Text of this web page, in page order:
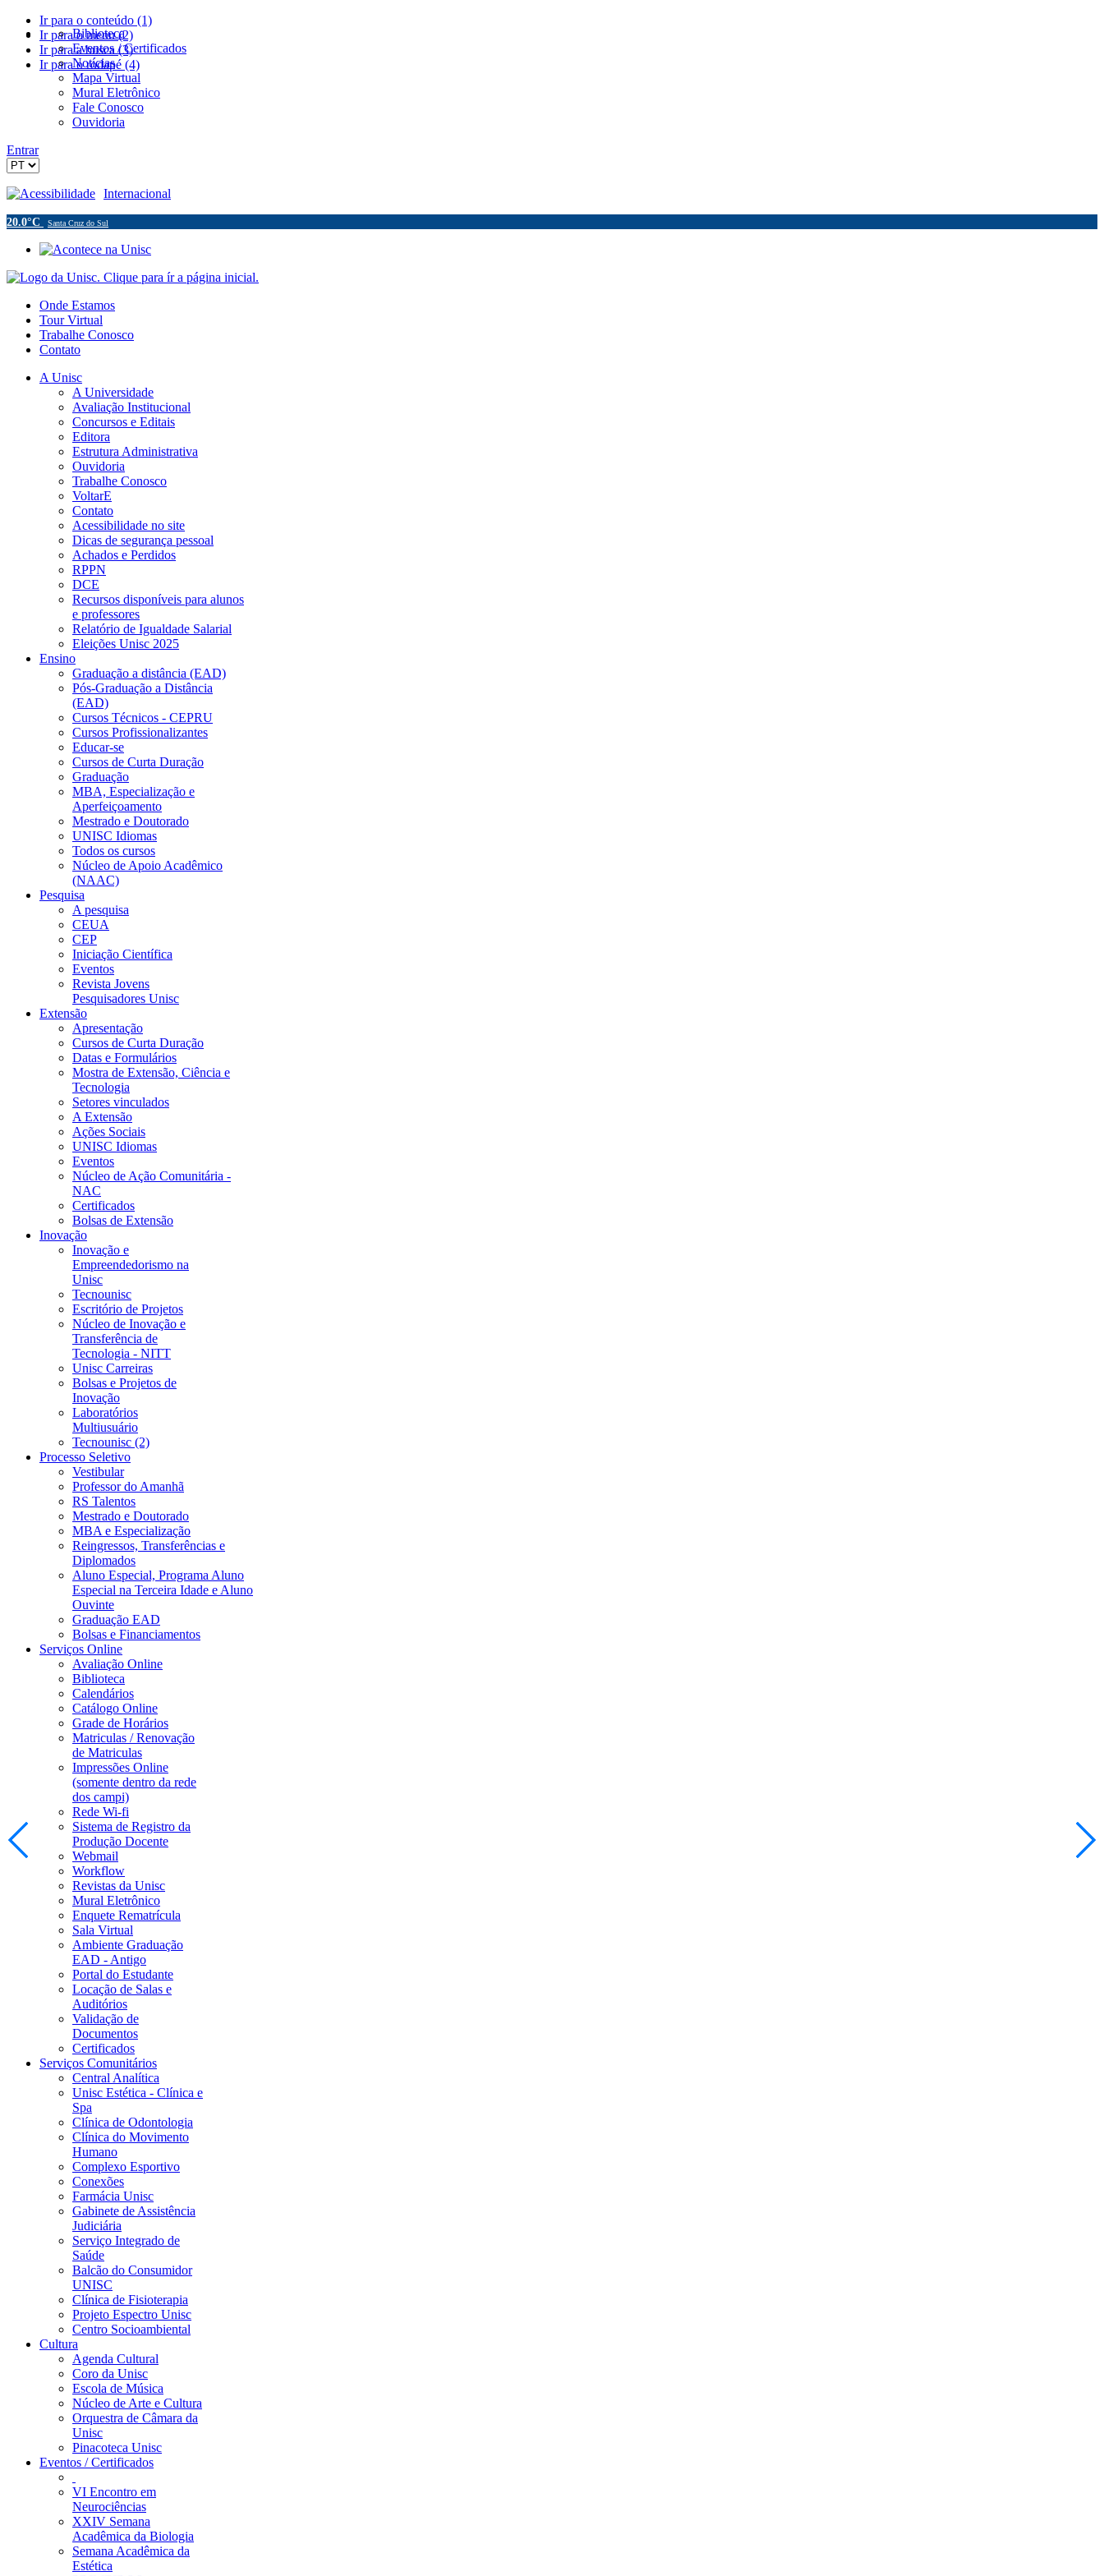
Ir para o conteúdo (1)
Ir para o menu (2)
Ir para a busca (3)
Ir para o rodapé (4)
Biblioteca
Eventos / Certificados
Notícias
Mapa Virtual
Mural Eletrônico
Fale Conosco
Ouvidoria
Entrar
Acessibilidade Internacional
20.0°C Santa Cruz do Sul
Onde Estamos
Tour Virtual
Trabalhe Conosco
Contato
A Unisc
A Universidade
Avaliação Institucional
Concursos e Editais
Editora
Estrutura Administrativa
Ouvidoria
Trabalhe Conosco
VoltarE
Contato
Acessibilidade no site
Dicas de segurança pessoal
Achados e Perdidos
RPPN
DCE
Recursos disponíveis para alunos
e professores
Relatório de Igualdade Salarial
Eleições Unisc 2025
Ensino
Graduação a distância (EAD)
Pós-Graduação a Distância
(EAD)
Cursos Técnicos - CEPRU
Cursos Profissionalizantes
Educar-se
Cursos de Curta Duração
Graduação
MBA, Especialização e
Aperfeiçoamento
Mestrado e Doutorado
UNISC Idiomas
Todos os cursos
Núcleo de Apoio Acadêmico
(NAAC)
Pesquisa
A pesquisa
CEUA
CEP
Iniciação Científica
Eventos
Revista Jovens
Pesquisadores Unisc
Extensão
Apresentação
Cursos de Curta Duração
Datas e Formulários
Mostra de Extensão, Ciência e
Tecnologia
Setores vinculados
A Extensão
Ações Sociais
UNISC Idiomas
Eventos
Núcleo de Ação Comunitária -
NAC
Certificados
Bolsas de Extensão
Inovação
Inovação e
Empreendedorismo na
Unisc
Tecnounisc
Escritório de Projetos
Núcleo de Inovação e
Transferência de
Tecnologia - NITT
Unisc Carreiras
Bolsas e Projetos de
Inovação
Laboratórios
Multiusuário
Tecnounisc (2)
Processo Seletivo
Vestibular
Professor do Amanhã
RS Talentos
Mestrado e Doutorado
MBA e Especialização
Reingressos, Transferências e
Diplomados
Aluno Especial, Programa Aluno
Especial na Terceira Idade e Aluno
Ouvinte
Graduação EAD
Bolsas e Financiamentos
Serviços Online
Avaliação Online
Biblioteca
Calendários
Catálogo Online
Grade de Horários
Matriculas / Renovação
de Matriculas
Impressões Online
(somente dentro da rede
dos campi)
Rede Wi-fi
Sistema de Registro da
Produção Docente
Webmail
Workflow
Revistas da Unisc
Mural Eletrônico
Enquete Rematrícula
Sala Virtual
Ambiente Graduação
EAD - Antigo
Portal do Estudante
Locação de Salas e
Auditórios
Validação de
Documentos
Certificados
Serviços Comunitários
Central Analítica
Unisc Estética - Clínica e
Spa
Clínica de Odontologia
Clínica do Movimento
Humano
Complexo Esportivo
Conexões
Farmácia Unisc
Gabinete de Assistência
Judiciária
Serviço Integrado de
Saúde
Balcão do Consumidor
UNISC
Clínica de Fisioterapia
Projeto Espectro Unisc
Centro Socioambiental
Cultura
Agenda Cultural
Coro da Unisc
Escola de Música
Núcleo de Arte e Cultura
Orquestra de Câmara da
Unisc
Pinacoteca Unisc
Eventos / Certificados
VI Encontro em
Neurociências
XXIV Semana
Acadêmica da Biologia
Semana Acadêmica da
Estética